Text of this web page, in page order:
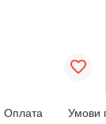
Оплата Умови